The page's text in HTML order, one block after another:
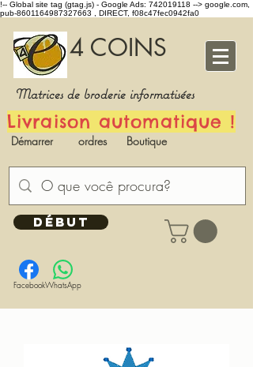
!-- Global site tag (gtag.js) - Google Ads: 742019118 --> google.com,
pub-8601164987327663 , DIRECT, f08c47fec0942fa0
4 COINS
Matrices de broderie informatisées
Livraison automatique !
Démarrer ordres Boutique
DÉBUT
FacebookWhatsApp